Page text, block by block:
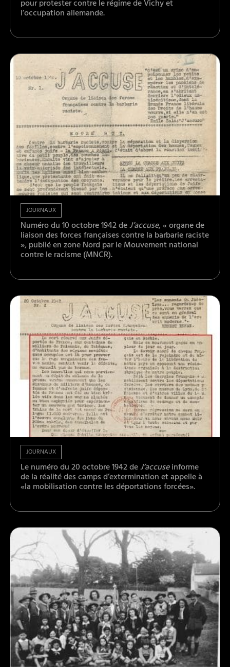
pour protester contre le régime de Vichy et
l’occupation allemande.
JOURNAUX
Numéro du 10 octobre 1942 deJ’accuse, « organe de
liaison des forces françaises contre la barbarie raciste
», publié en zone Nord par le Mouvement national
contre le racisme (MNCR).
JOURNAUX
Le numéro du 20 octobre 1942 deJ’accuseinforme
de la réalité des camps d’extermination et appelle à
«la mobilisation contre les déportations forcées».